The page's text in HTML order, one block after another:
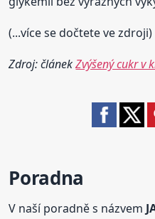
(...více se dočtete ve zdroji)
Zdroj: článekZvýšený cukr v
Poradna
V naší poradně s názvem